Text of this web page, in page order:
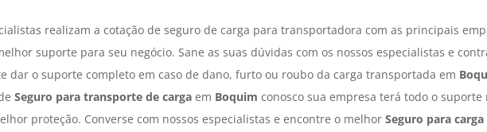
realizam a cotação de seguro de carga para transportadora com as principais
suporte para seu negócio. Sane as suas dúvidas com os nossos especialistas e
dar o suporte completo em caso de dano, furto ou roubo da carga transportada em
Seguro para transporte de cargaem Boquim conosco sua empresa terá todo o suporte
proteção. Converse com nossos especialistas e encontre o melhor Seguro para carga